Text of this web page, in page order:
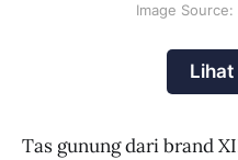
Image
Tas gunung dari brand